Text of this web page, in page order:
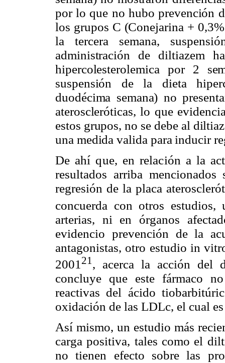
por lo que no hubo prevención
los grupos C (Conejarina +
la tercera semana,
administración de diltiazem
hipercolesterolemica por 2
suspensión de la dieta
duodécima semana) no
ateroscleróticas, lo que
estos grupos, no se debe al
una medida valida para inducir
De ahí que, en relación a la
resultados arriba
regresión de la placa
concuerda con otros estudios,
arterias, ni en órganos
evidencio prevención de la
antagonistas, otro estudio in
2001 21 , acerca la acción del
concluye que este fármaco
reactivas del ácido
oxidación de las LDLc, el cual
Así mismo, un estudio más
carga positiva, tales como el
no tienen efecto sobre las